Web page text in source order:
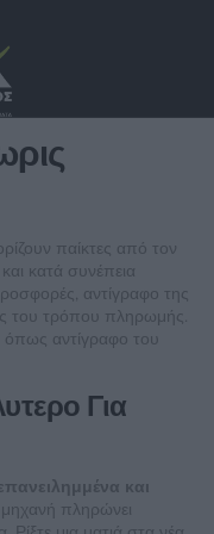
παίκτες από τον
κατά συνέπεια
αντίγραφο της
του τρόπου πληρωμής.
αντίγραφο του
Για
και
πληρώνει